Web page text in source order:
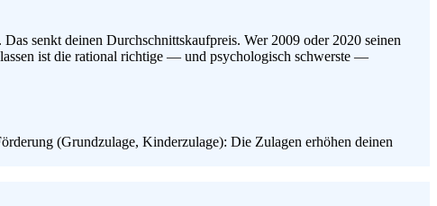
senkt deinen Durchschnittskaufpreis. Wer 2009 oder 2020 seinen
ist die rational richtige — und psychologisch schwerste —
(Grundzulage, Kinderzulage): Die Zulagen erhöhen deinen